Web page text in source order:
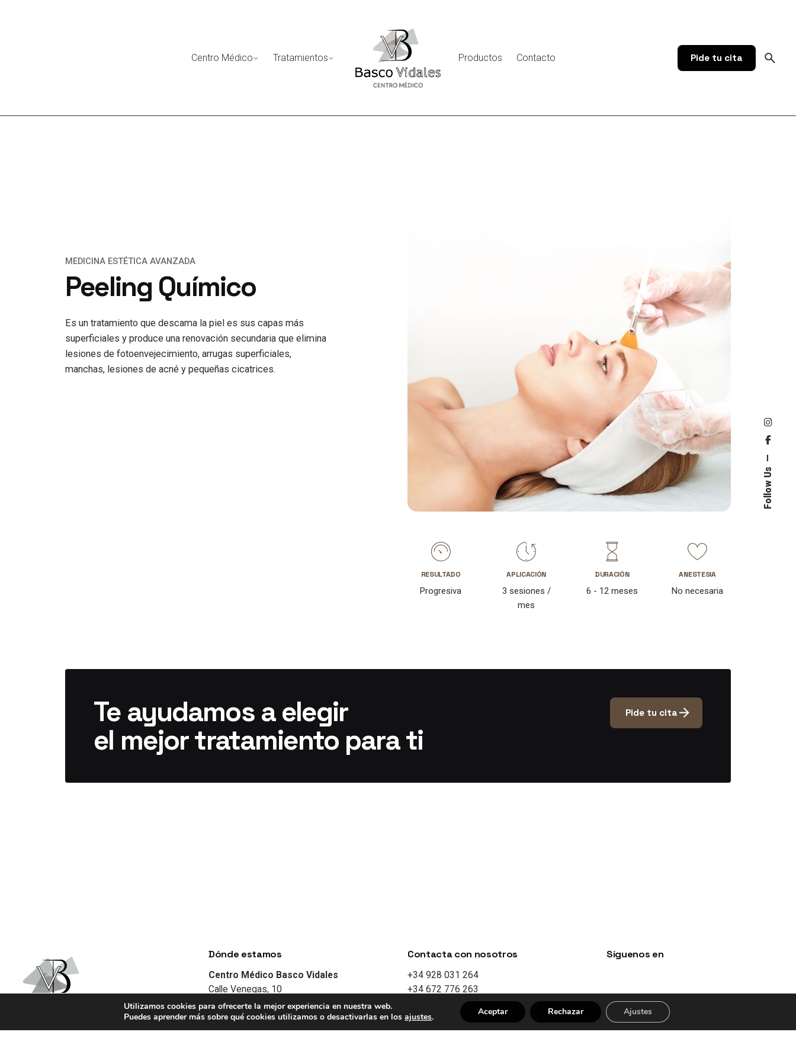
Follow Us
Centro Médico
Tratamientos Productos Contacto Pide tu cita
MEDICINA ESTÉTICA AVANZADA
Peeling Químico
Es un tratamiento que descama la piel es sus capas más
superficiales y produce una renovación secundaria que elimina
lesiones de fotoenvejecimiento, arrugas superficiales,
manchas, lesiones de acné y pequeñas cicatrices.
RESULTADO
Progresiva
APLICACIÓN
3 sesiones /
mes
DURACIÓN
6 - 12 meses
ANESTESIA
No necesaria
Te ayudamos a elegir
el mejor tratamiento para ti
Pide tu cita
Dónde estamos
Centro Médico Basco Vidales
Calle Venegas, 10
35003 Las Palmas de Gran Canaria
Contacta con nosotros
+34 928 031 264
+34 672 776 263
info@bascovidales.com
Síguenos en
Facebook
Instagram
Utilizamos cookies para ofrecerte la mejor experiencia en nuestra web.
Puedes aprender más sobre qué cookies utilizamos o desactivarlas en losajustes. Aceptar Rechazar Ajustes